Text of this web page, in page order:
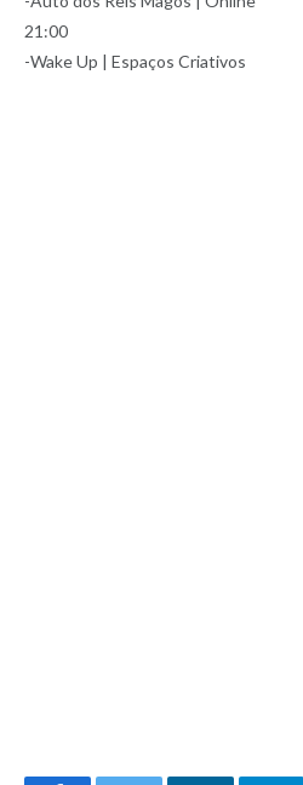
21:00
-Wake Up | Espaços Criativos